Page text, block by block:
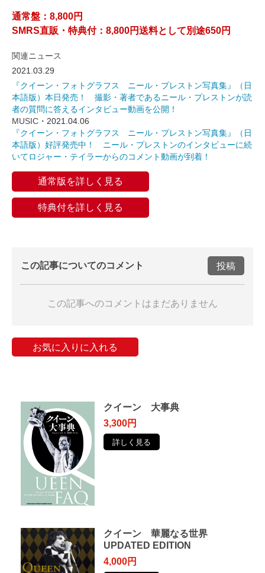
通常盤：8,800円
SMRS直販・特典付：8,800円送料として別途650円
関連ニュース
2021.03.29
『クイーン・フォトグラフス ニール・プレストン写真集』（日
本語版）本日発売！ 撮影・著者であるニール・プレストンが読
者の質問に答えるインタビュー動画を公開！
MUSIC ・2021.04.06
『クイーン・フォトグラフス ニール・プレストン写真集』（日
本語版）好評発売中！ ニール・プレストンのインタビューに続
いてロジャー・テイラーからのコメント動画が到着！
通常版を詳しく見る
特典付を詳しく見る
この記事についてのコメント 投稿
この記事へのコメントはまだありません
お気に入りに入れる
クイーン 大事典
3,300円
詳しく見る
クイーン 華麗なる世界
UPDATED EDITION
4,000円